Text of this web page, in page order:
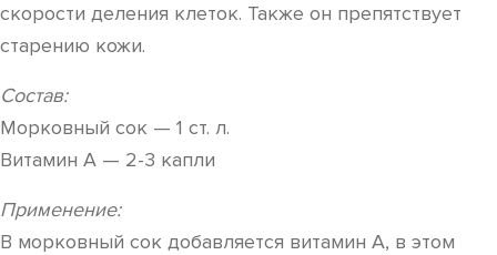
скорости деления клеток. Также он препятствует
старению кожи.
Состав:
Морковный сок — 1 ст. л.
Витамин А — 2-3 капли
Применение:
В морковный сок добавляется витамин А, в этом